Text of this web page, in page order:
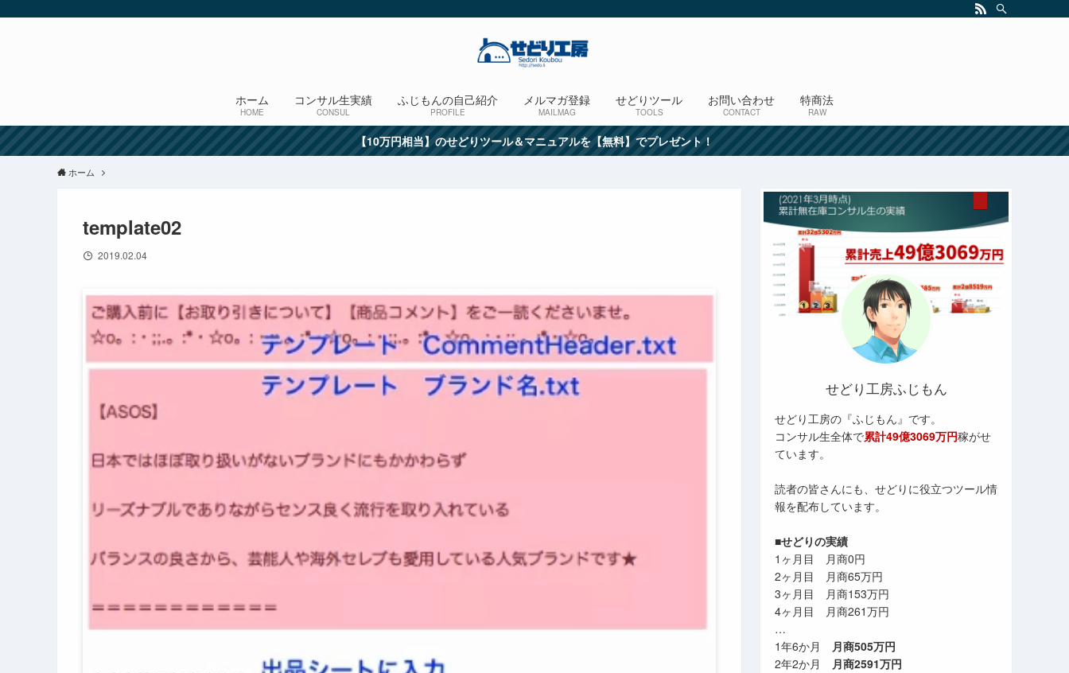
ホーム
HOME
コンサル生実績
CONSUL
ふじもんの自己紹介
PROFILE
メルマガ登録
MAILMAG
せどりツール
TOOLS
お問い合わせ
CONTACT
特商法
RAW
【10万円相当】のせどりツール＆マニュアルを【無料】でプレゼント！
ホーム
template02
2019.02.04
せどり工房ふじもん
せどり工房の『ふじもん』です。
コンサル生全体で累計49億3069万円稼がせ
ています。
読者の皆さんにも、せどりに役立つツール情
報を配布しています。
■せどりの実績
1ヶ月目 月商0円
2ヶ月目 月商65万円
3ヶ月目 月商153万円
4ヶ月目 月商261万円
…
1年6か月 月商505万円
2年2か月 月商2591万円